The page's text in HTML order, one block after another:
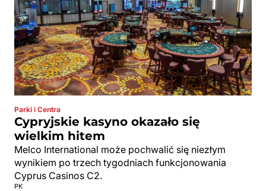
Parki i Centra
Cypryjskie kasyno okazało się
wielkim hitem
Melco International może pochwalić się niezłym
wynikiem po trzech tygodniach funkcjonowania
Cyprus Casinos C2.
PK